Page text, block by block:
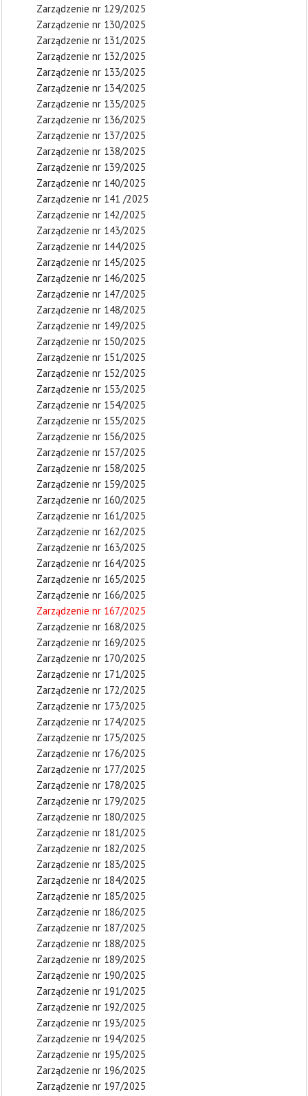
Zarządzenie nr 129/2025
Zarządzenie nr 130/2025
Zarządzenie nr 131/2025
Zarządzenie nr 132/2025
Zarządzenie nr 133/2025
Zarządzenie nr 134/2025
Zarządzenie nr 135/2025
Zarządzenie nr 136/2025
Zarządzenie nr 137/2025
Zarządzenie nr 138/2025
Zarządzenie nr 139/2025
Zarządzenie nr 140/2025
Zarządzenie nr 141 /2025
Zarządzenie nr 142/2025
Zarządzenie nr 143/2025
Zarządzenie nr 144/2025
Zarządzenie nr 145/2025
Zarządzenie nr 146/2025
Zarządzenie nr 147/2025
Zarządzenie nr 148/2025
Zarządzenie nr 149/2025
Zarządzenie nr 150/2025
Zarządzenie nr 151/2025
Zarządzenie nr 152/2025
Zarządzenie nr 153/2025
Zarządzenie nr 154/2025
Zarządzenie nr 155/2025
Zarządzenie nr 156/2025
Zarządzenie nr 157/2025
Zarządzenie nr 158/2025
Zarządzenie nr 159/2025
Zarządzenie nr 160/2025
Zarządzenie nr 161/2025
Zarządzenie nr 162/2025
Zarządzenie nr 163/2025
Zarządzenie nr 164/2025
Zarządzenie nr 165/2025
Zarządzenie nr 166/2025
Zarządzenie nr 167/2025
Zarządzenie nr 168/2025
Zarządzenie nr 169/2025
Zarządzenie nr 170/2025
Zarządzenie nr 171/2025
Zarządzenie nr 172/2025
Zarządzenie nr 173/2025
Zarządzenie nr 174/2025
Zarządzenie nr 175/2025
Zarządzenie nr 176/2025
Zarządzenie nr 177/2025
Zarządzenie nr 178/2025
Zarządzenie nr 179/2025
Zarządzenie nr 180/2025
Zarządzenie nr 181/2025
Zarządzenie nr 182/2025
Zarządzenie nr 183/2025
Zarządzenie nr 184/2025
Zarządzenie nr 185/2025
Zarządzenie nr 186/2025
Zarządzenie nr 187/2025
Zarządzenie nr 188/2025
Zarządzenie nr 189/2025
Zarządzenie nr 190/2025
Zarządzenie nr 191/2025
Zarządzenie nr 192/2025
Zarządzenie nr 193/2025
Zarządzenie nr 194/2025
Zarządzenie nr 195/2025
Zarządzenie nr 196/2025
Zarządzenie nr 197/2025